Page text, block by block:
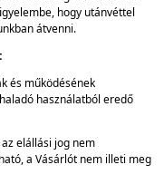
hogy utánvéttel
átvenni.
és működésének
használatból eredő
elállási jog nem
a Vásárlót nem illeti meg